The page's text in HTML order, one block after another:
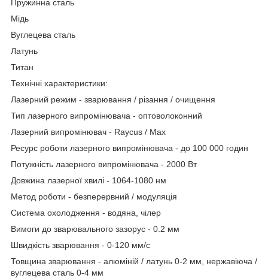
Пружинна сталь
Мідь
Вуглецева сталь
Латунь
Титан
Технічні характеристики:
Лазерний режим - зварювання / різання / очищення
Тип лазерного випромінювача - оптоволоконний
Лазерний випромінювач - Raycus / Max
Ресурс роботи лазерного випромінювача - до 100 000 годин
Потужність лазерного випромінювача - 2000 Вт
Довжина лазерної хвилі - 1064-1080 нм
Метод роботи - безперервний / модуляція
Система охолодження - водяна, чілер
Вимоги до зварювального зазорус - 0.2 мм
Швидкість зварювання - 0-120 мм/с
Товщина зварювання - алюміній / латунь 0-2 мм, нержавіюча /
вуглецева сталь 0-4 мм